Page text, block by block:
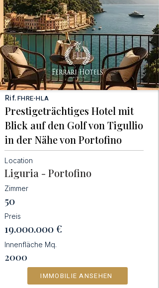
Rif.FHRE-HLA
Prestigeträchtiges Hotel mit
Blick auf den Golf von Tigullio
in der Nähe von Portofino
Location
Liguria - Portofino
Zimmer
50
Preis
19.000.000€
Innenfläche Mq.
2000
IMMOBILIE ANSEHEN